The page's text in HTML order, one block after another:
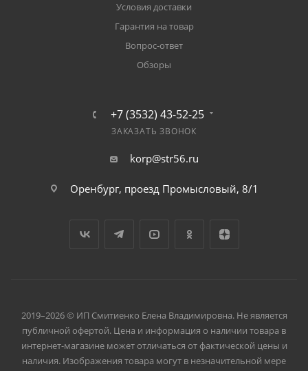
Условия доставки
Гарантия на товар
Вопрос-ответ
Обзоры
+7 (3532) 43-52-25
ЗАКАЗАТЬ ЗВОНОК
korp@str56.ru
Оренбург, проезд Промысловый, 8/1
2019–2026 © ИП Смитиенко Елена Владимировна. Не является
публичной офертой. Цена и информация о наличии товара в
интернет-магазине может отличаться от фактической цены и
наличия. Изображения товара могут в незначительной мере